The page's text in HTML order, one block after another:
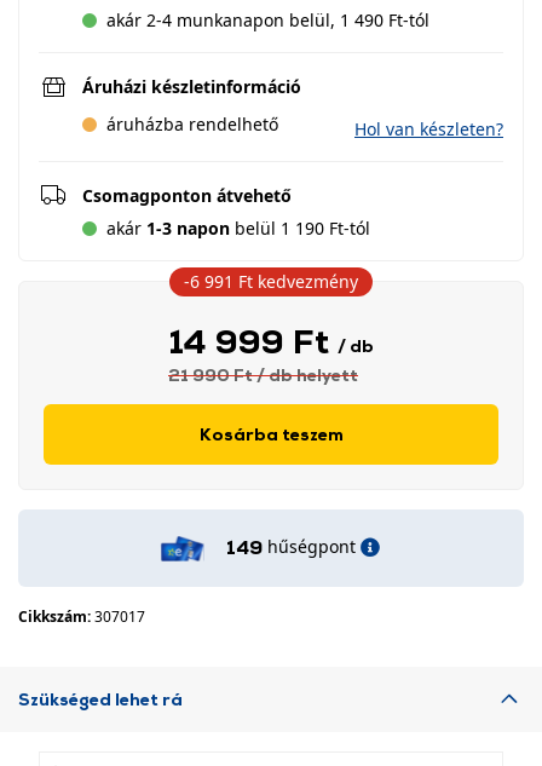
akár 2-4 munkanapon belül, 1 490 Ft-tól
Áruházi készletinformáció
áruházba rendelhető
Hol van készleten?
Csomagponton átvehető
akár 1-3 napon belül 1 190 Ft-tól
14 999 Ft / db
21 990 Ft/ dbhelyett
Kosárba teszem
-6 991 Ft kedvezmény
149 hűségpont
Cikkszám:307017
Szükséged lehet rá